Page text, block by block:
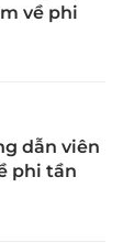
về phi
dẫn viên
phi tần